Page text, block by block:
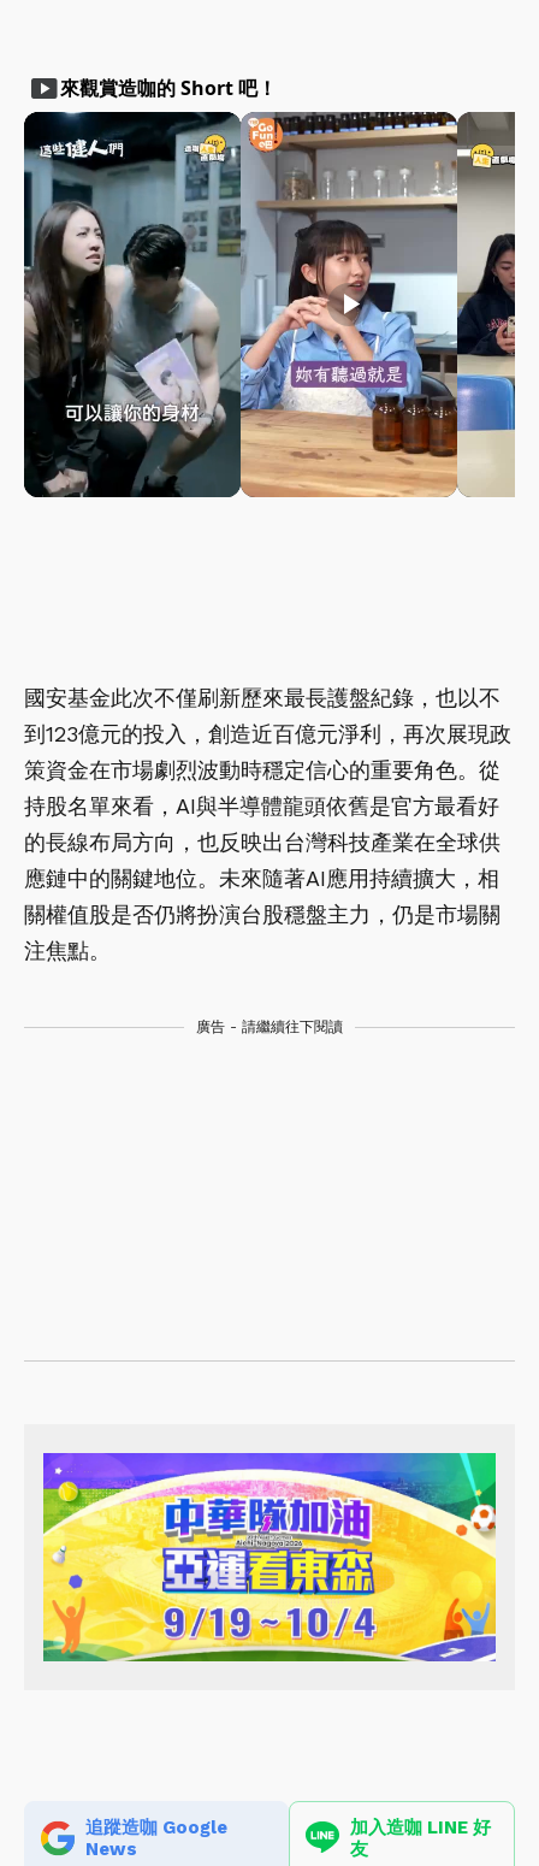
smart_display來觀賞造咖的 Short 吧！
play_arrow play_arrow
國安基金此次不僅刷新歷來最長護盤紀錄，也以不
到123億元的投入，創造近百億元淨利，再次展現政
策資金在市場劇烈波動時穩定信心的重要角色。從
持股名單來看，AI與半導體龍頭依舊是官方最看好
的長線布局方向，也反映出台灣科技產業在全球供
應鏈中的關鍵地位。未來隨著AI應用持續擴大，相
關權值股是否仍將扮演台股穩盤主力，仍是市場關
注焦點。
廣告 - 請繼續往下閱讀
追蹤造咖 Google
News
加入造咖 LINE 好
友